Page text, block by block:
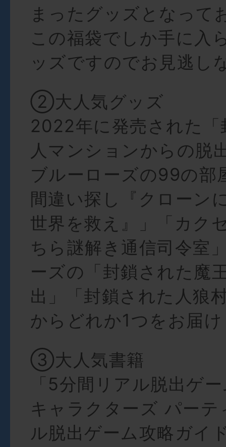
まったグッズとなって
この福袋でしか手に入
ッズですのでお見逃し
②大人気グッズ
2022年に発売された「
人マンションからの脱
ブルーローズの99の部
間違い探し『クローン
世界を救え』」「カク
ちら謎解き通信司令室
ーズの「封鎖された魔
出」「封鎖された人狼
からどれか1つをお届
③大人気書籍
「5分間リアル脱出ゲ
キャラクターズ パーテ
ル脱出ゲーム攻略ガイ